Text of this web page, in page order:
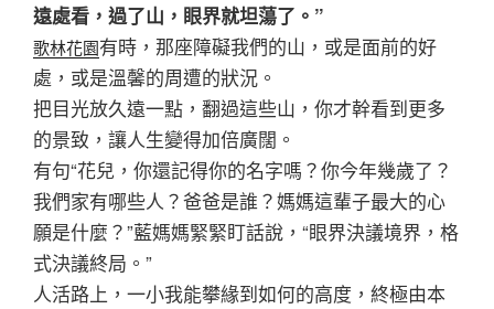
遠處看，過了山，眼界就坦蕩了。”
歌林花園有時，那座障礙我們的山，或是面前的好
處，或是溫馨的周遭的狀況。
把目光放久遠一點，翻過這些山，你才幹看到更多
的景致，讓人生變得加倍廣闊。
有句“花兒，你還記得你的名字嗎？你今年幾歲了？
我們家有哪些人？爸爸是誰？媽媽這輩子最大的心
願是什麼？”藍媽媽緊緊盯話說，“眼界決議境界，格
式決議終局。”
人活路上，一小我能攀緣到如何的高度，終極由本